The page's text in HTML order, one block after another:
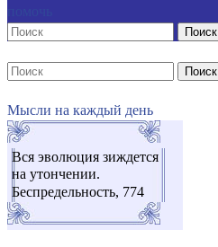
Поиск
Поиск
Мысли на каждый день
Вся эволюция зиждется
на утончении.
Беспредельность, 774